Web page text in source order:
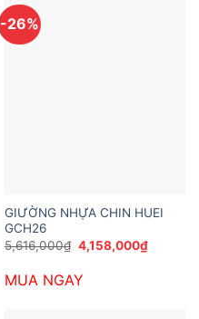
-26%
GIƯỜNG NHỰA CHIN HUEI
GCH26
5,616,000₫ Giá
gốc
5,616,000₫.
4,158,000₫Giá
hiện
MUA NGAY